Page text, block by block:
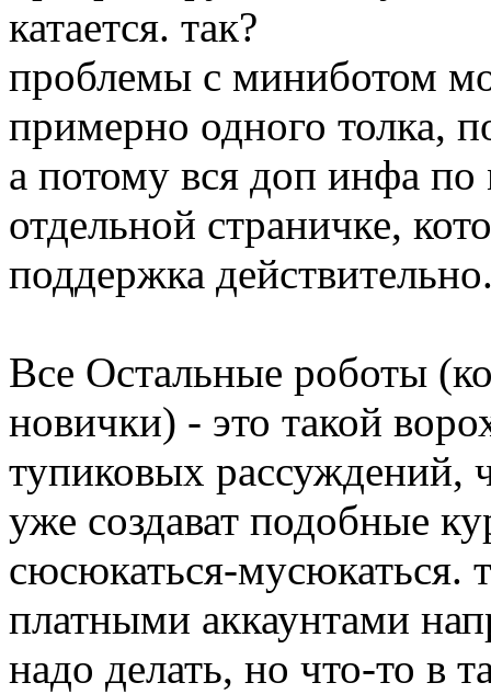
катается. так?
проблемы с миниботом
примерно одного толка,
а потому вся доп инфа
отдельной страничке,
поддержка
Все Остальные роботы
новички) - это такой
тупиковых рассуждений,
уже создават подобные
сюсюкаться-мусюкаться.
платными аккаунтами
надо делать, но что-то в